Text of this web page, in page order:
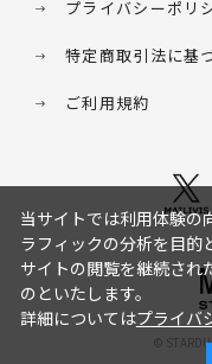
プライバシーポリ
特定商取引法に基
ご利用規約
©
当サイトでは利用体験の
ラフィックの分析を目的
サイトの閲覧を継続さ
のといたします。
詳細についてはプライバ